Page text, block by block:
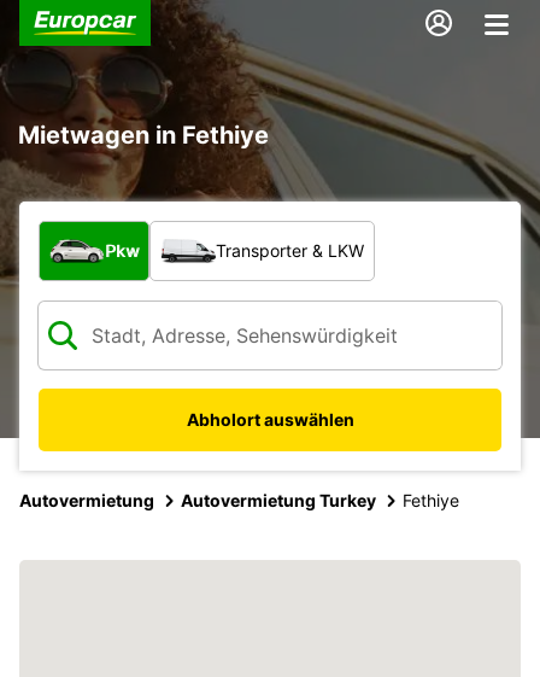
Mietwagen in Fethiye
Welche Art von Fahrzeug?
Pkw Transporter & LKW
Abholort auswählen
Autovermietung Autovermietung Turkey Fethiye